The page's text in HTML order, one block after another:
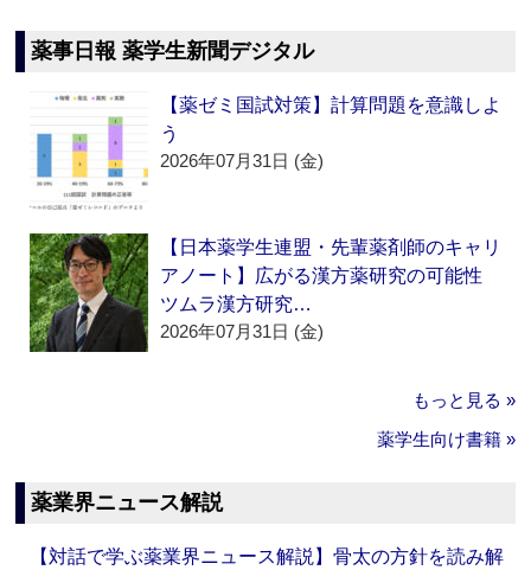
薬事日報 薬学生新聞デジタル
【薬ゼミ国試対策】計算問題を意識しよ
う
2026年07月31日 (金)
【日本薬学生連盟・先輩薬剤師のキャリ
アノート】広がる漢方薬研究の可能性
ツムラ漢方研究…
2026年07月31日 (金)
もっと見る »
薬学生向け書籍 »
薬業界ニュース解説
【対話で学ぶ薬業界ニュース解説】骨太の方針を読み解